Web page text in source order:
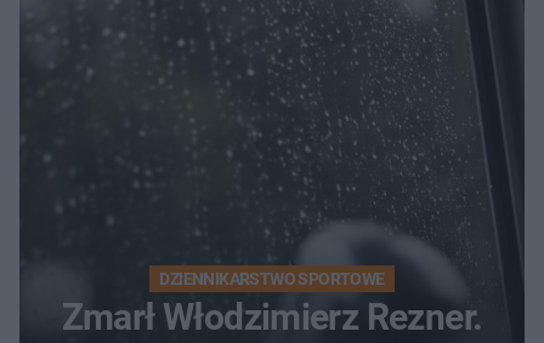
DZIENNIKARSTWO SPORTOWE
Zmarł Włodzimierz Rezner.